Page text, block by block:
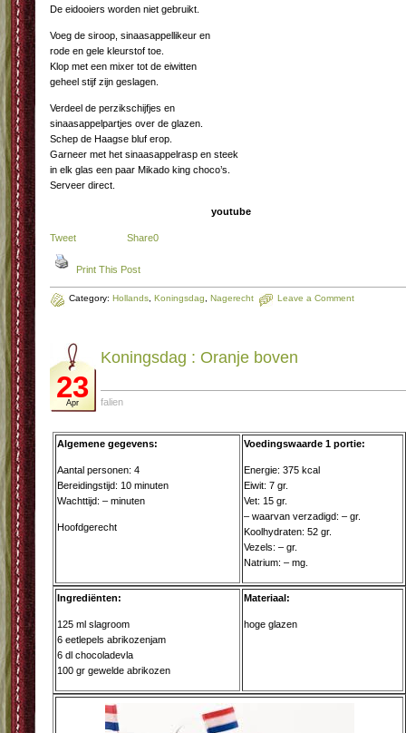
De eidooiers worden niet gebruikt.
Voeg de siroop, sinaasappellikeur en
rode en gele kleurstof toe.
Klop met een mixer tot de eiwitten
geheel stijf zijn geslagen.
Verdeel de perzikschijfjes en
sinaasappelpartjes over de glazen.
Schep de Haagse bluf erop.
Garneer met het sinaasappelrasp en steek
in elk glas een paar Mikado king choco’s.
Serveer direct.
youtube
Tweet Share0
Print This Post
Category: Hollands Koningsdag Nagerecht Leave a Comment
23
Apr
Koningsdag : Oran­je bo­ven
falien
Algemene gegevens:
Aantal personen: 4
Bereidingstijd: 10 minuten
Wachttijd: – minuten
Hoofdgerecht
Voedingswaarde 1 portie:
Energie: 375 kcal
Eiwit: 7 gr.
Vet: 15 gr.
– waarvan verzadigd: – gr.
Koolhydraten: 52 gr.
Vezels: – gr.
Natrium: – mg.
Ingrediënten:
125 ml slagroom
6 eetlepels abrikozenjam
6 dl chocoladevla
100 gr gewelde abrikozen
Materiaal:
hoge glazen